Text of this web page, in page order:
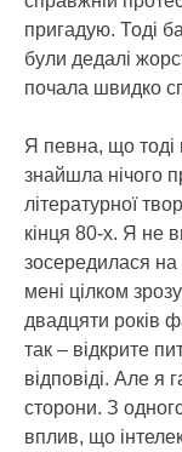
пригадую. Тоді
були дедалі
почала швидко
Я певна, що тоді
знайшла нічого
літературної
кінця 80-х. Я не
зосередилася на
мені цілком
двадцяти років
так – відкрите
відповіді. Але я
сторони. З
вплив, що